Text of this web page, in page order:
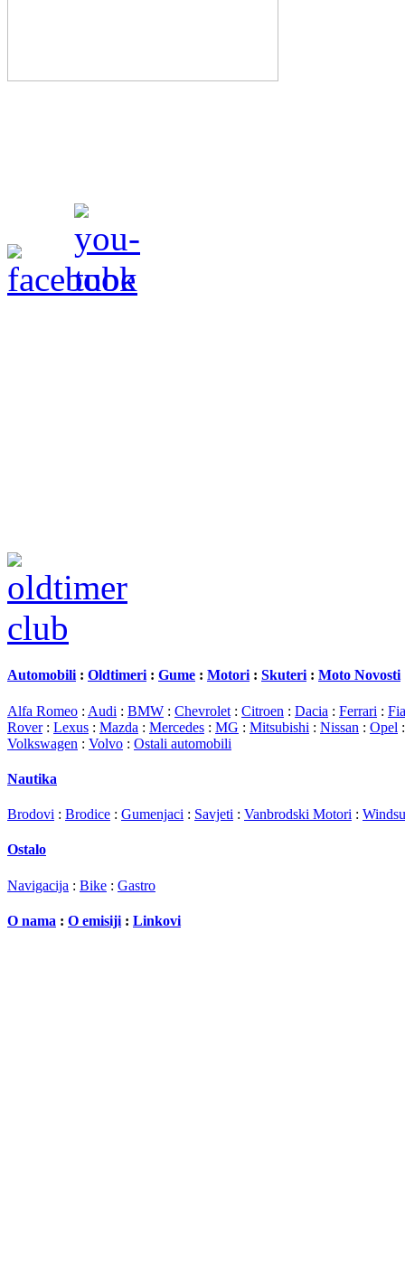
Automobili : Oldtimeri : Gume : Motori : Skuteri : Moto Novosti
Alfa Romeo : Audi : BMW : Chevrolet : Citroen : Dacia : Ferrari :
Rover: Lexus : Mazda : Mercedes : MG : Mitsubishi : Nissan : Opel
Volkswagen : Volvo : Ostali automobili
Nautika
Brodovi : Brodice : Gumenjaci : Savjeti : Vanbrodski Motori :
Ostalo
Navigacija : Bike : Gastro
O nama : O emisiji : Linkovi